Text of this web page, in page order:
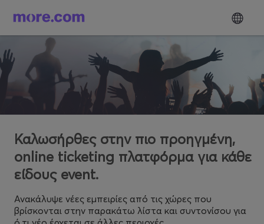
Καλωσήρθες στην πιο προηγμένη,
online ticketing πλατφόρμα για κάθε
είδους event.
Ανακάλυψε νέες εμπειρίες από τις χώρες που
βρίσκονται στην παρακάτω λίστα και συντονίσου για